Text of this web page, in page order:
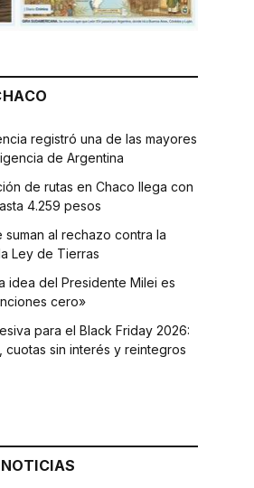
registró una de las mayores
de Argentina
de rutas en Chaco llega con
4.259 pesos
suman al rechazo contra la
Ley de Tierras
idea del Presidente Milei es
cero»
para el Black Friday 2026:
cuotas sin interés y reintegros